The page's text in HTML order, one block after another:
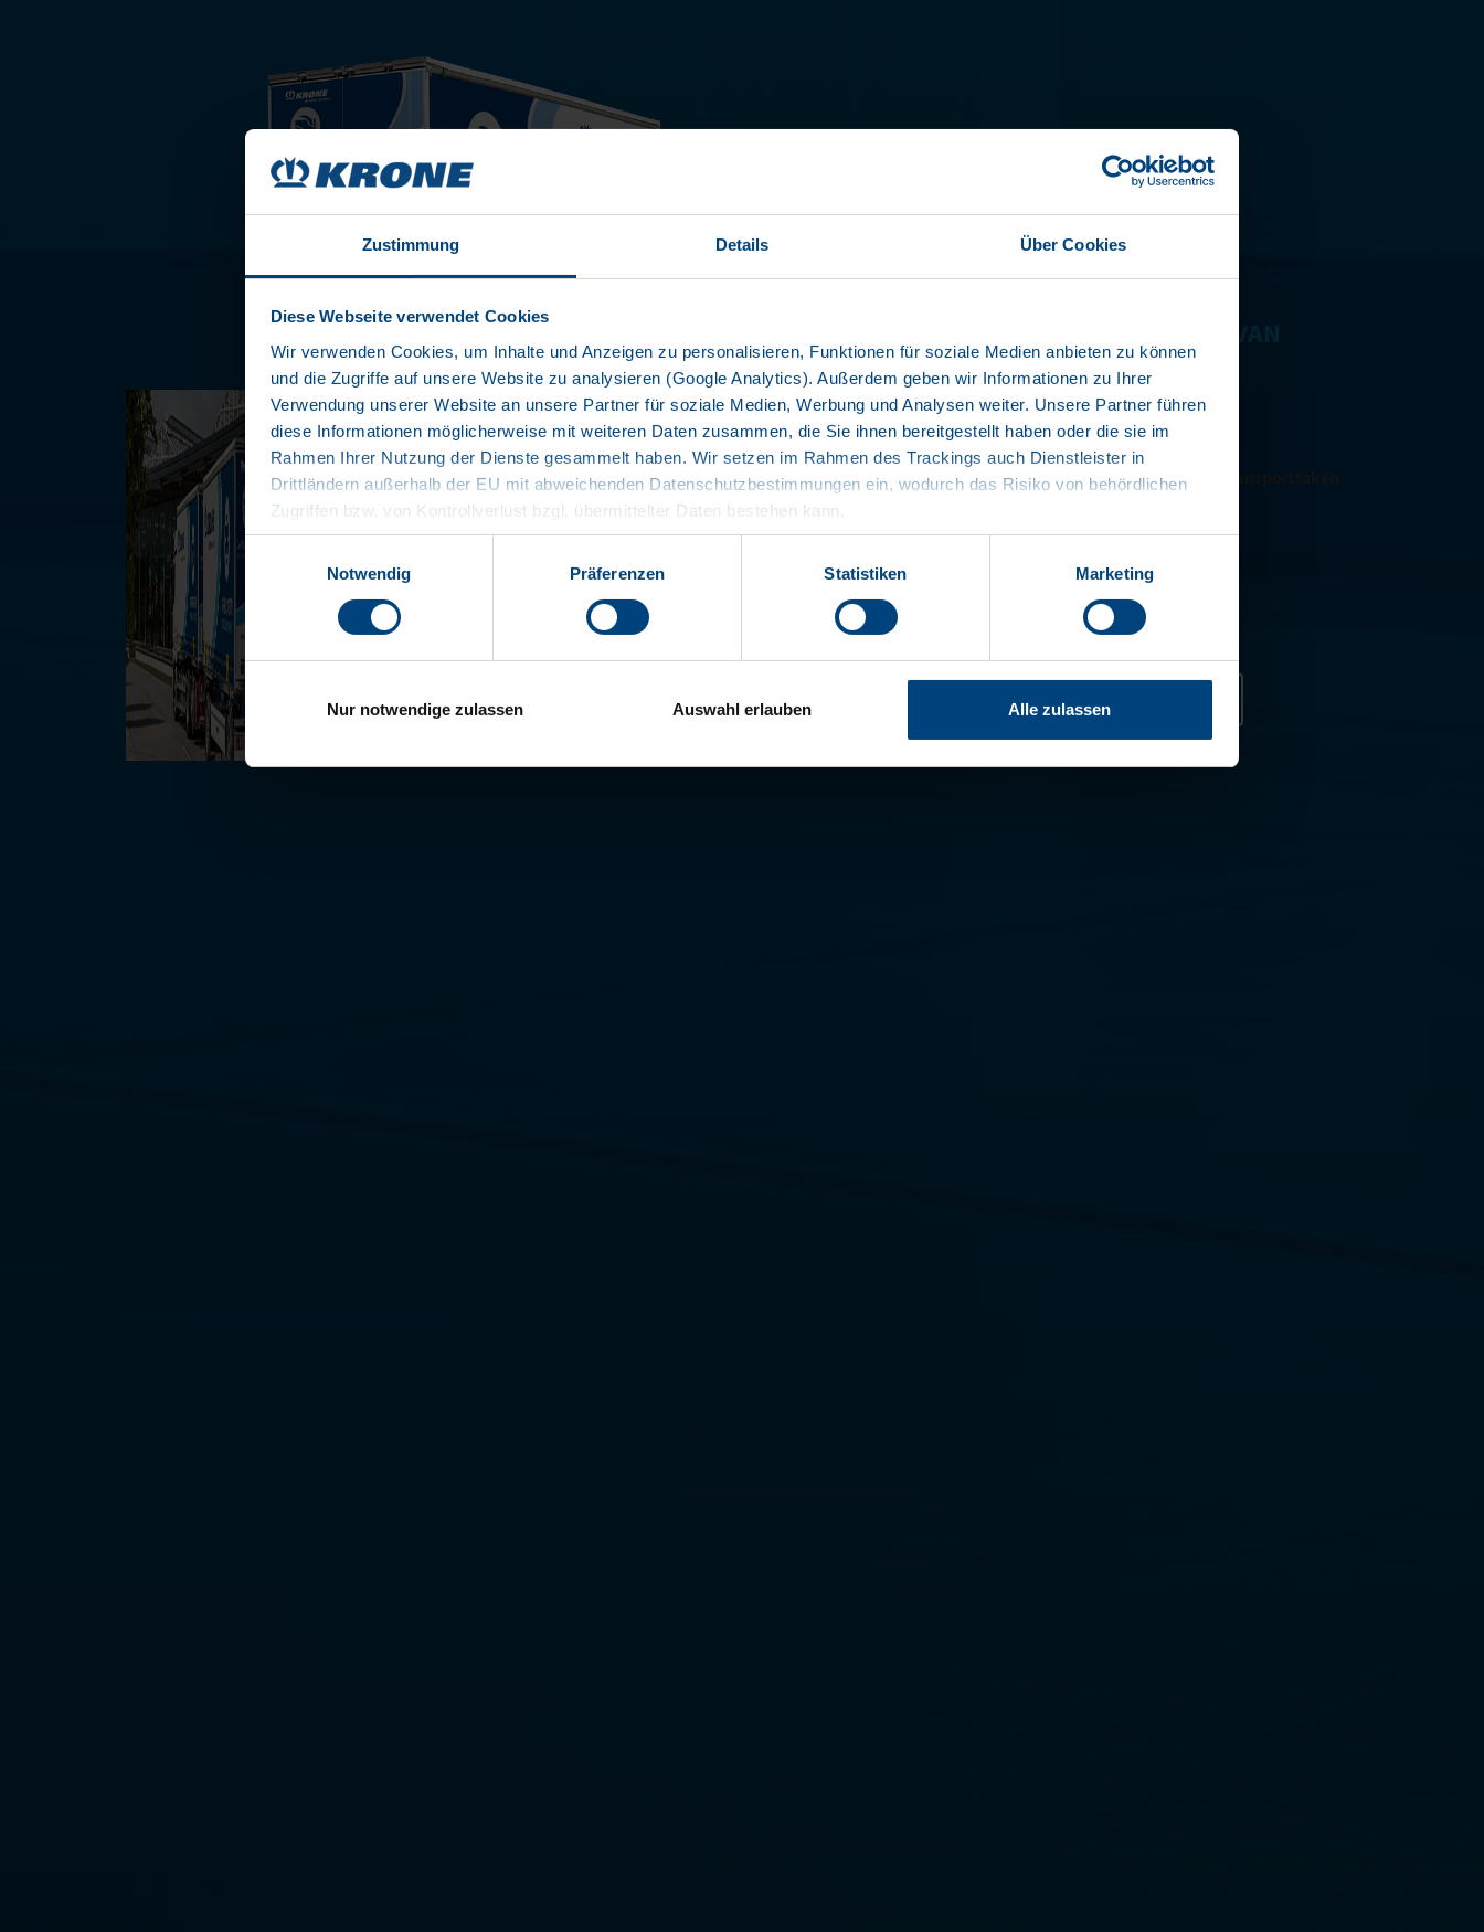
Zustimmung Details Über Cookies
Diese Webseite verwendet Cookies
Wir verwenden Cookies, um Inhalte und Anzeigen zu personalisieren, Funktionen für soziale Medien anbieten zu können
und die Zugriffe auf unsere Website zu analysieren (Google Analytics). Außerdem geben wir Informationen zu Ihrer
Verwendung unserer Website an unsere Partner für soziale Medien, Werbung und Analysen weiter. Unsere Partner führen
diese Informationen möglicherweise mit weiteren Daten zusammen, die Sie ihnen bereitgestellt haben oder die sie im
Rahmen Ihrer Nutzung der Dienste gesammelt haben. Wir setzen im Rahmen des Trackings auch Dienstleister in
Drittländern außerhalb der EU mit abweichenden Datenschutzbestimmungen ein, wodurch das Risiko von behördlichen
Zugriffen bzw. von Kontrollverlust bzgl. übermittelter Daten bestehen kann.
Datenschutzerklärung
Impressum
Einwilligungsauswahl
Notwendig
Präferenzen Statistiken Marketing
Nur notwendige zulassen Auswahl erlauben Alle zulassen
+3
DOZEN VAN
ZEILDOEK
KRONE
Robuust en efficiënt
Modulair systeem voor een breed scala aan transporttaken
Gladde voor- en zijwanden
KTL gegrond en gepoedercoat